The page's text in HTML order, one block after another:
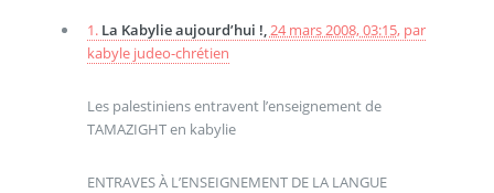
1. La Kabylie aujourd’hui !,24 mars 2008, 03:15, par
kabyle judeo-chrétien
Les palestiniens entravent l’enseignement de
TAMAZIGHT en kabylie
ENTRAVES À L’ENSEIGNEMENT DE LA LANGUE